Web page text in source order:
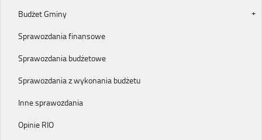
Budżet Gminy
Sprawozdania finansowe
Sprawozdania budżetowe
Sprawozdania z wykonania budżetu
Inne sprawozdania
Opinie RIO